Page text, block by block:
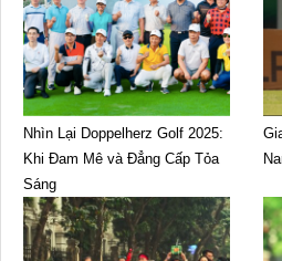
Nhìn Lại Doppelherz Golf 2025:
Khi Đam Mê và Đẳng Cấp Tỏa
Sáng